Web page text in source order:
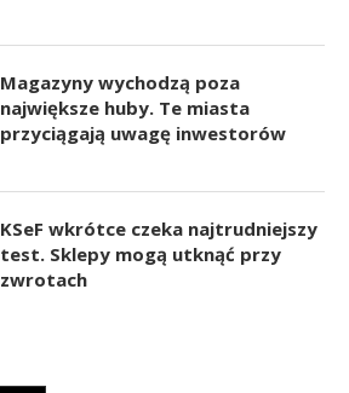
Magazyny wychodzą poza
największe huby. Te miasta
przyciągają uwagę inwestorów
KSeF wkrótce czeka najtrudniejszy
test. Sklepy mogą utknąć przy
zwrotach